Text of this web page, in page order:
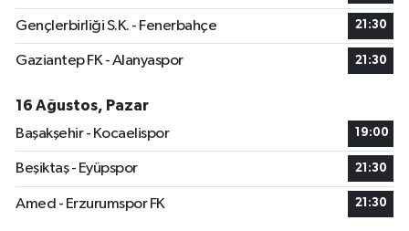
Gençlerbirliği S.K. - Fenerbahçe 21:30
Gaziantep FK - Alanyaspor 21:30
16 Ağustos, Pazar
Başakşehir - Kocaelispor
19:00
Beşiktaş - Eyüpspor 21:30
Amed - Erzurumspor FK 21:30